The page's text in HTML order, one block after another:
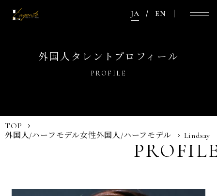
JA EN
外国人タレントプロフィール
PROFILE
TOP
外国人/ハーフモデル女性外国人/ハーフモデル Lindsay